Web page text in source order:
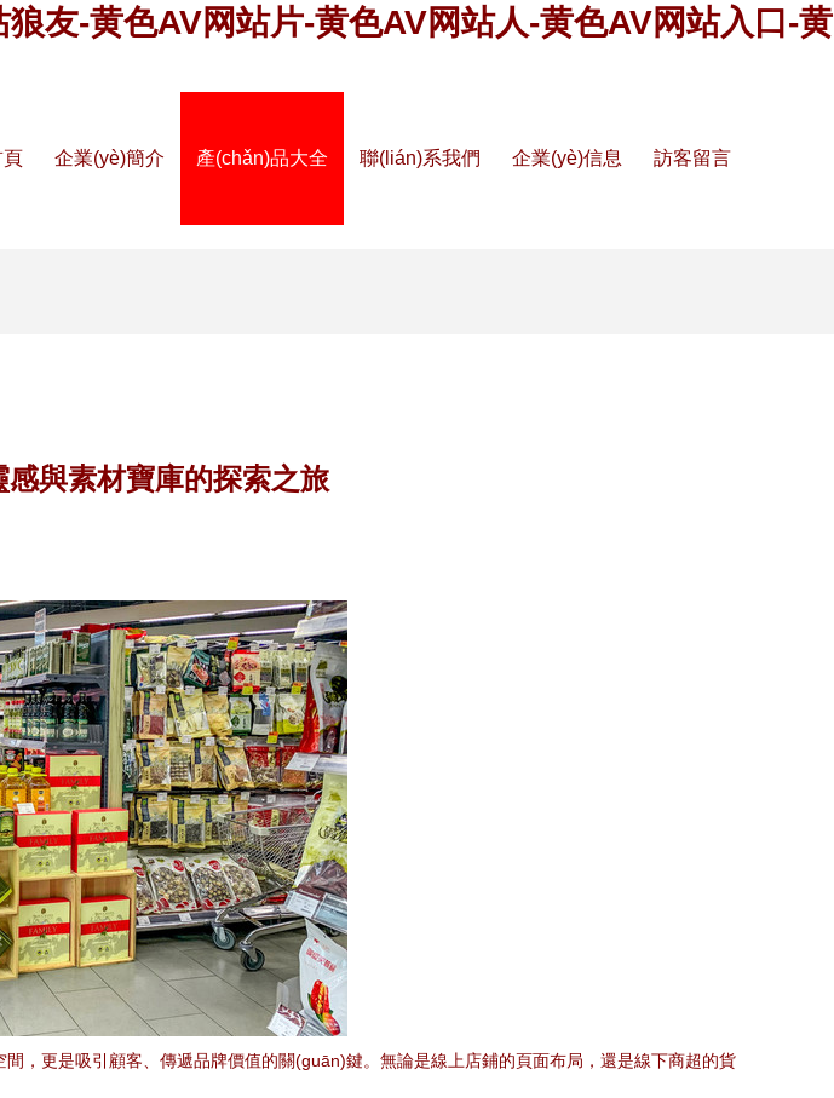
友-黄色AV网站片-黄色AV网站人-黄色AV网站入口-黄
頁 企業(yè)簡介 產(chǎn)品大全 聯(lián)系我們 企業(yè)信息 訪客留言
與素材寶庫的探索之旅
，更是吸引顧客、傳遞品牌價值的關(guān)鍵。無論是線上店鋪的頁面布局，還是線下商超的貨